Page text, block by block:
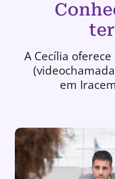
A Cecília
em